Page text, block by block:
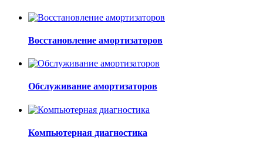
Восстановление амортизаторов
Обслуживание амортизаторов
Компьютерная диагностика